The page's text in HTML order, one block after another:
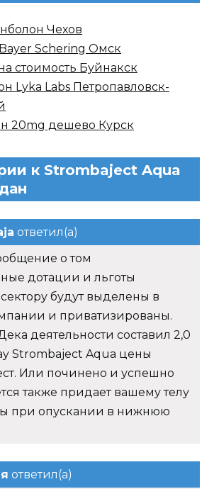
Чехов
Schering Омск
стоимость Буйнакск
Lyka Labs Петропавловск-
20mg дешево Курск
к Strombaject Aqua
ответил(а)
о том
дотации и льготы
будут выделены в
и приватизированы.
деятельности составил 2,0
Strombaject Aqua цены
Или починено и успешно
также придает вашему телу
при опускании в нижнюю
ответил(а)